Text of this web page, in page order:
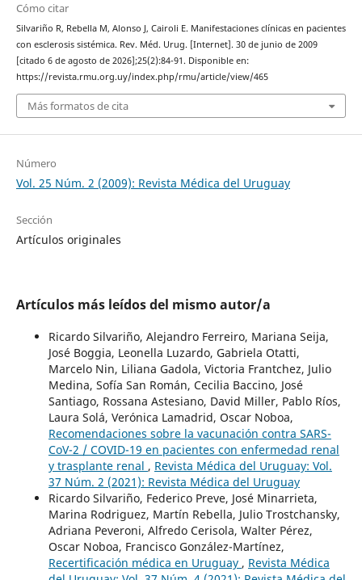
Cómo citar
Silvariño R, Rebella M, Alonso J, Cairoli E. Manifestaciones clínicas en pacientes
con esclerosis sistémica. Rev. Méd. Urug. [Internet]. 30 de junio de 2009
[citado 6 de agosto de 2026];25(2):84-91. Disponible en:
https://revista.rmu.org.uy/index.php/rmu/article/view/465
Más formatos de cita
Número
Vol. 25 Núm. 2 (2009): Revista Médica del Uruguay
Sección
Artículos originales
Artículos más leídos del mismo autor/a
Ricardo Silvariño, Alejandro Ferreiro, Mariana Seija,
José Boggia, Leonella Luzardo, Gabriela Otatti,
Marcelo Nin, Liliana Gadola, Victoria Frantchez, Julio
Medina, Sofía San Román, Cecilia Baccino, José
Santiago, Rossana Astesiano, David Miller, Pablo Ríos,
Laura Solá, Verónica Lamadrid, Oscar Noboa,
Recomendaciones sobre la vacunación contra SARS-
CoV-2 / COVID-19 en pacientes con enfermedad renal
y trasplante renal , Revista Médica del Uruguay: Vol.
37 Núm. 2 (2021): Revista Médica del Uruguay
Ricardo Silvariño, Federico Preve, José Minarrieta,
Marina Rodriguez, Martín Rebella, Julio Trostchansky,
Adriana Peveroni, Alfredo Cerisola, Walter Pérez,
Oscar Noboa, Francisco González-Martínez,
Recertificación médica en Uruguay , Revista Médica